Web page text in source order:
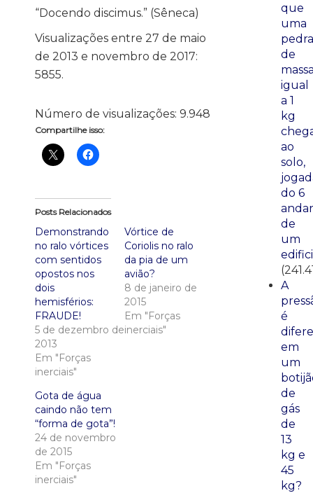
“Docendo discimus.” (Sêneca)
Visualizações entre 27 de maio
de 2013 e novembro de 2017:
5855.
Número de visualizações: 9.948
Compartilhe isso:
Posts Relacionados
Demonstrando
no ralo vórtices
com sentidos
opostos nos
dois
hemisférios:
FRAUDE!
5 de dezembro de
2013
Em "Forças
inerciais"
Vórtice de
Coriolis no ralo
da pia de um
avião?
8 de janeiro de
2015
Em "Forças
inerciais"
Gota de água
caindo não tem
“forma de gota”!
24 de novembro
de 2015
Em "Forças
inerciais"
que
uma
pedra
de
igual
a 1
kg
ao
solo,
do 6
andar
de
um
A
é
em
um
de
gás
de
13
kg e
45
kg?